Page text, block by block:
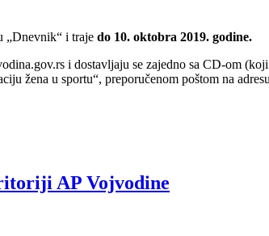
„Dnevnik“ i traje do 10. oktobra 2019. godine.
i dostavljaju se zajedno sa CD-om (koji
žena u sportu“, preporučenom poštom na
AP Vojvodine